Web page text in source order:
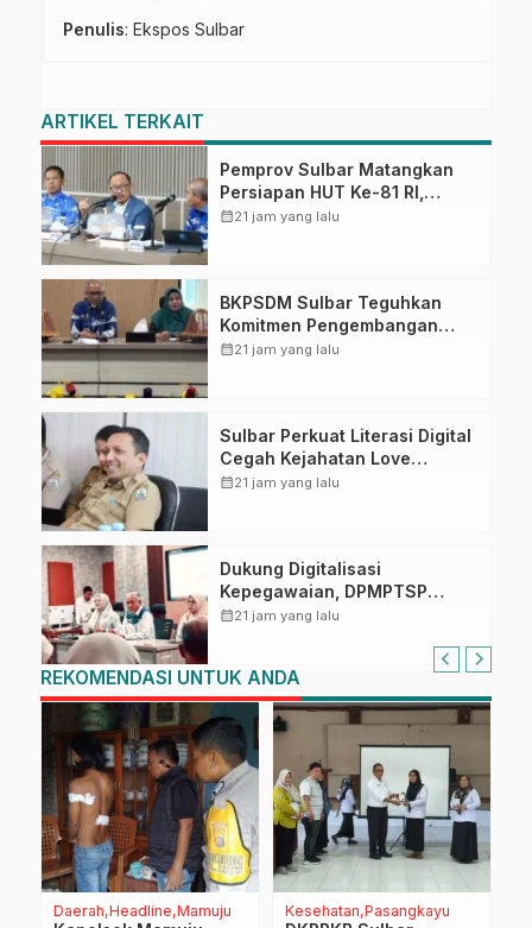
Penulis: Ekspos Sulbar
ARTIKEL TERKAIT
Pemprov Sulbar Matangkan
Persiapan HUT Ke-81 RI,
Puncak Upacara di Lapangan
calendar_month21 jam yang lalu
BKPSDM Sulbar Teguhkan
Komitmen Pengembangan
Kompetensi ASN melalui
calendar_month21 jam yang lalu
Sulbar Perkuat Literasi Digital
Cegah Kejahatan Love
Scamming
calendar_month21 jam yang lalu
Dukung Digitalisasi
Kepegawaian, DPMPTSP
Sulbar Siap Terapkan Aplikasi
calendar_month21 jam yang lalu
REKOMENDASI UNTUK ANDA
Daerah Headline Mamuju Kesehatan Pasangkayu